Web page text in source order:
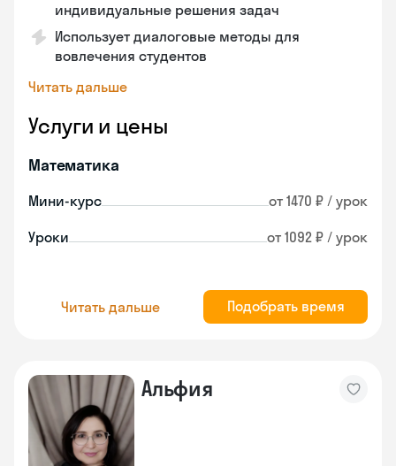
индивидуальные решения задач
Использует диалоговые методы для
вовлечения студентов
Читать дальше
Услуги и цены
Математика
Мини-курс от 1470 ₽ / урок
Уроки от 1092 ₽ / урок
Читать дальше Подобрать время
Альфия